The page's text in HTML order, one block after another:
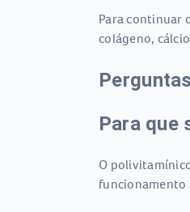
Para continuar
colágeno,
Para que
O
funcionamento